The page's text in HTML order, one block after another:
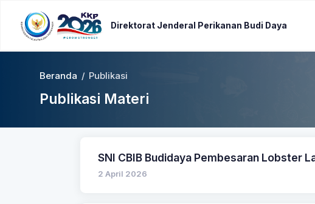
Direktorat Jenderal Perikanan Budi Daya
Beranda / Publikasi
Publikasi Materi
SNI CBIB Budidaya Pembesaran Lobster
2 April 2026